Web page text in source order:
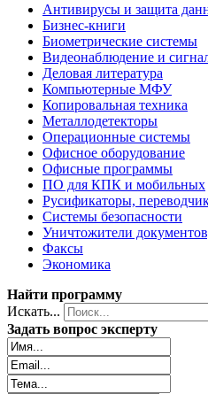
Антивирусы и защита
Бизнес-книги
Биометрические системы
Видеонаблюдение и
Деловая литература
Компьютерные МФУ
Копировальная техника
Металлодетекторы
Операционные системы
Офисное оборудование
Офисные программы
ПО для КПК и мобильных
Русификаторы,
Системы безопасности
Уничтожители
Факсы
Экономика
Найти программу
Искать...
Задать вопрос эксперту